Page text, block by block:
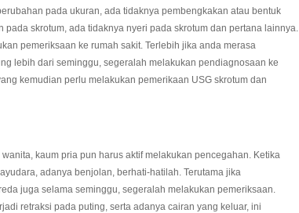
pada ukuran, ada tidaknya pembengkakan atau bentuk
skrotum, ada tidaknya nyeri pada skrotum dan pertana lainnya.
pemeriksaan ke rumah sakit. Terlebih jika anda merasa
lebih dari seminggu, segeralah melakukan pendiagnosaan ke
kemudian perlu melakukan pemerikaan USG skrotum dan
kaum pria pun harus aktif melakukan pencegahan. Ketika
adanya benjolan, berhati-hatilah. Terutama jika
juga selama seminggu, segeralah melakukan pemeriksaan.
retraksi pada puting, serta adanya cairan yang keluar, ini